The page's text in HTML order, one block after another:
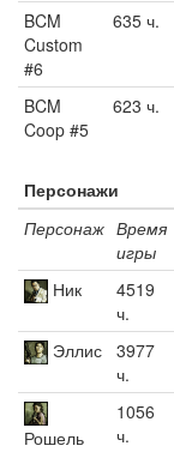
BCM
Custom
#6
635 ч.
BCM
Coop #5
623 ч.
Персонажи
Персонаж Время
игры
Ник
4519
ч.
Эллис 3977
ч.
Рошель
1056
ч.